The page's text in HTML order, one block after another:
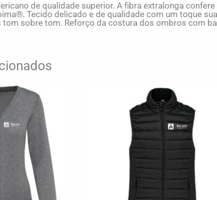
de qualidade superior. A fibra extralonga
Tecido delicado e de qualidade com um toque
sobre tom. Reforço da costura dos ombros com
product
has
multiple
variants.
The
options
may
be
chosen
on
the
product
page
The
may
be
chosen
the
page